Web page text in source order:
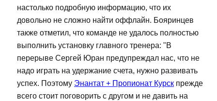
настолько подробную информацию, что их
довольно не сложно найти оффлайн. Бояринцев
также отметил, что команде не удалось полностью
выполнить установку главного тренера: "В
перерыве Сергей Юран предупреждал нас, что не
надо играть на удержание счета, нужно развивать
успех. Поэтому Энантат + Пропионат Курск прежде
всего стоит поговорить с другом и не давить на